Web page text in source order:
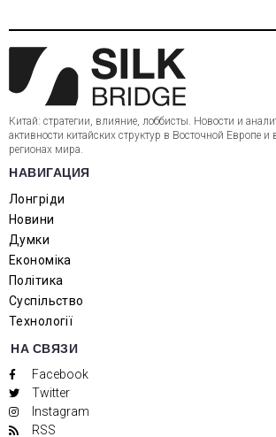
Китай: стратегии, влияние, лоббисты. Новости и
активности китайских структур в Восточной Европе и
регионах мира.
НАВИГАЦИЯ
Лонгріди
Новини
Думки
Економіка
Політика
Суспільство
Технології
НА СВЯЗИ
Facebook
Twitter
Instagram
RSS